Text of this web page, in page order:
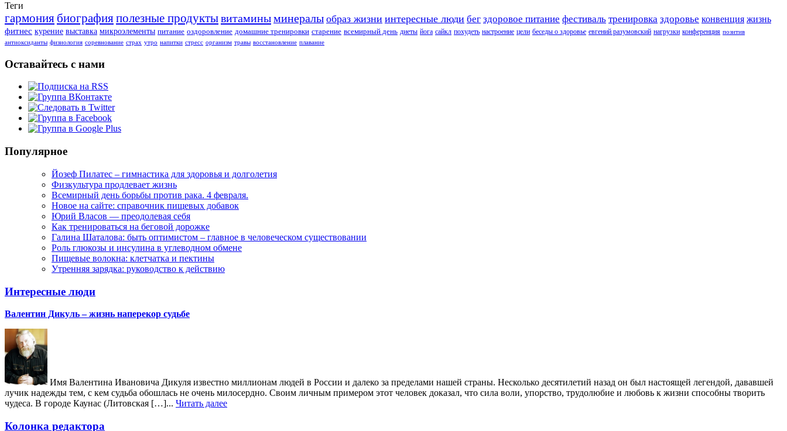
Теги
гармония биографияполезные продуктывитаминыминералы образ жизни интересные люди бег здоровое питание фестиваль тренировка здоровье конвенция жизнь
фитнес курение выставка микроэлементы питание оздоровление домашние тренировки старение всемирный день диеты йога сайкл похудеть настроение цели беседы о здоровье евгений разумовский нагрузки конференция позитив
антиоксиданты физиология соревнование страх утро напитки стресс организм травы восстановление плавание
Оставайтесь с нами
Популярное
Йозеф Пилатес – гимнастика для здоровья и долголетия
Физкультура продлевает жизнь
Всемирный день борьбы против рака. 4 февраля.
Новое на сайте: справочник пищевых добавок
Юрий Власов — преодолевая себя
Как тренироваться на беговой дорожке
Галина Шаталова: быть оптимистом – главное в человеческом существовании
Роль глюкозы и инсулина в углеводном обмене
Пищевые волокна: клетчатка и пектины
Утренняя зарядка: руководство к действию
Интересные люди
Валентин Дикуль – жизнь наперекор судьбе
Имя Валентина Ивановича Дикуля известно миллионам людей в России и далеко за пределами нашей страны. Несколько десятилетий назад он был настоящей легендой, дававшей
лучик надежды тем, с кем судьба обошлась не очень милосердно. Своим личным примером этот человек доказал, что сила воли, упорство, трудолюбие и любовь к жизни способны творить
чудеса. В городе Каунас (Литовская […]... Читать далее
Колонка редактора